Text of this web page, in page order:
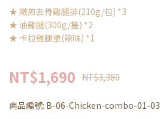
★ 嫩煎去骨雞腿排(210g/包) *3
★ 油雞腿(300g/隻) *2
★ 卡拉雞腿堡(辣味) *1
NT$1,690 NT$3,380
商品編號: B-06-Chicken-combo-01-03